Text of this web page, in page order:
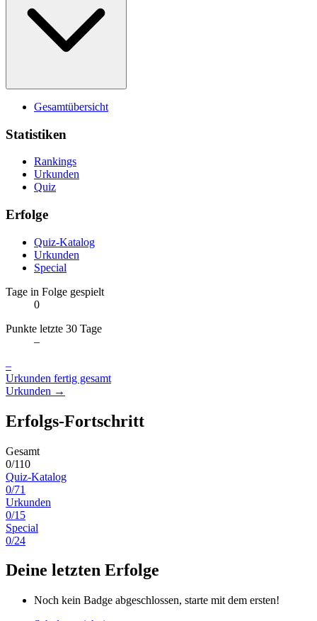
Gesamtübersicht
Statistiken
Rankings
Urkunden
Quiz
Erfolge
Quiz-Katalog
Urkunden
Special
Tage in Folge gespielt
0
Punkte letzte 30 Tage
–
–
Urkunden fertig gesamt
Urkunden →
Erfolgs-Fortschritt
Gesamt
0/110
Quiz-Katalog
0/71
Urkunden
0/15
Special
0/24
Deine letzten Erfolge
Noch kein Badge abgeschlossen, starte mit dem ersten!